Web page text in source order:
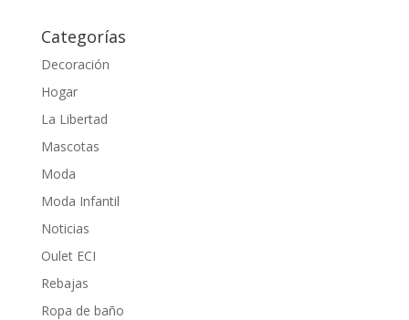
Categorías
Decoración
Hogar
La Libertad
Mascotas
Moda
Moda Infantil
Noticias
Oulet ECI
Rebajas
Ropa de baño